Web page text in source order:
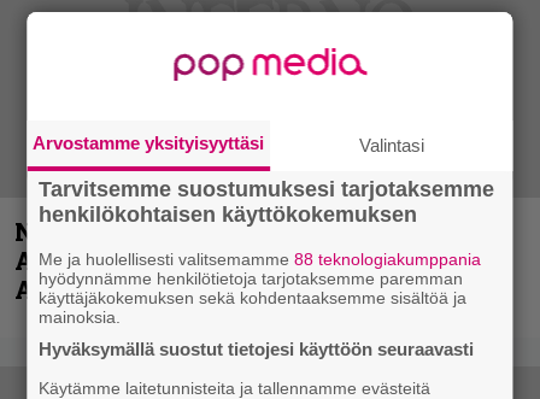
Näin lähtee Ghostin Tobias Forgelta
Accept – menossa mukana myös
Anthrax- ja Korn-miehistöä
Arvostamme yksityisyyttäsi Valintasi
Tarvitsemme suostumuksesi tarjotaksemme
henkilökohtaisen käyttökokemuksen
Me ja huolellisesti valitsemamme88 teknologiakumppania
hyödynnämme henkilötietoja tarjotaksemme paremman
käyttäjäkokemuksen sekä kohdentaaksemme sisältöä ja
mainoksia.
Hyväksymällä suostut tietojesi käyttöön seuraavasti
Käytämme laitetunnisteita ja tallennamme evästeitä